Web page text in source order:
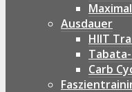
Ausdauer
HIIT
Carb